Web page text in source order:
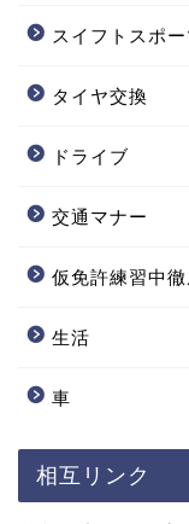
スイフトスポー
タイヤ交換
ドライブ
交通マナー
仮免許練習中徹
生活
車
相互リンク